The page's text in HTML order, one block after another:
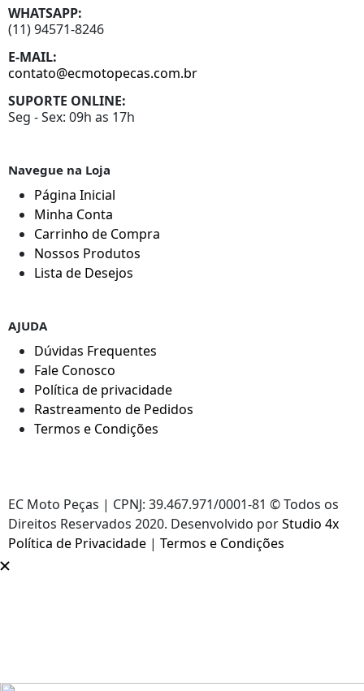
WHATSAPP:
(11) 94571-8246
E-MAIL:
contato@ecmotopecas.com.br
SUPORTE ONLINE:
Seg - Sex: 09h as 17h
Navegue na Loja
Página Inicial
Minha Conta
Carrinho de Compra
Nossos Produtos
Lista de Desejos
AJUDA
Dúvidas Frequentes
Fale Conosco
Política de privacidade
Rastreamento de Pedidos
Termos e Condições
EC Moto Peças | CPNJ: 39.467.971/0001-81 © Todos os
Direitos Reservados 2020. Desenvolvido porStudio 4x
Política de Privacidade | Termos e Condições